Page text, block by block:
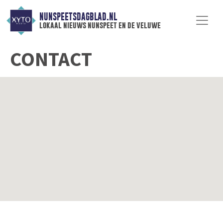
NUNSPEETSDAGBLAD.NL
lokaal nieuws nunspeet en de veluwe
CONTACT